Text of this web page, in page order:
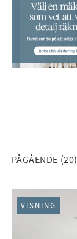
PÅGÅENDE (20)
PÅGÅENDE (20)
VISNING